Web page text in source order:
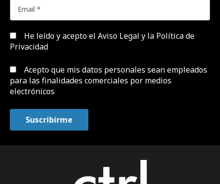
He leído y acepto el Aviso Legal y la Política de
Privacidad
Acepto que mis datos personales sean empleados
para las finalidades comerciales por medios
electrónicos